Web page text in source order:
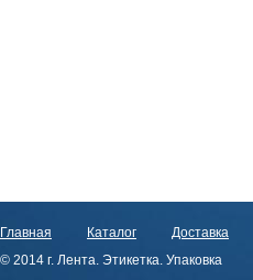
Главная Каталог Доставка
© 2014 г. Лента. Этикетка. Упаковка